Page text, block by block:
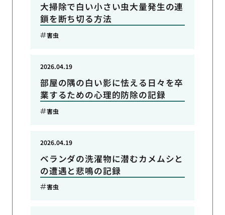
大掃除で白い小さい虫大量発生の連
鎖を断ち切る方法
害虫
部屋の隅の白い影に怯える日々を卒
業するための心理的防除の記録
2026.04.19
害虫
ベランダの洗濯物に潜むカメムシと
の遭遇と悲鳴の記録
2026.04.19
害虫